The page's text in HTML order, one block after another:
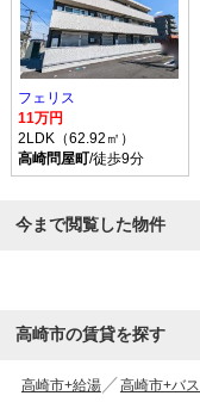
フェリス
11万円
2LDK（62.92㎡）
高崎問屋町/徒歩9分
今まで閲覧した物件
高崎市の賃貸を探す
高崎市+給湯 高崎市+バ